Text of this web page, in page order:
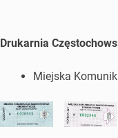
Drukarnia
Miejska